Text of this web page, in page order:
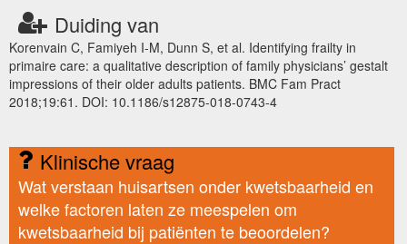
Duiding van
Korenvain C, Famiyeh I-M, Dunn S, et al. Identifying frailty in
primaire care: a qualitative description of family physicians’ gestalt
impressions of their older adults patients. BMC Fam Pract
2018;19:61. DOI: 10.1186/s12875-018-0743-4
Klinische vraag
Wat verstaan huisartsen onder kwetsbaarheid en
welke factoren laten ze meespelen om
kwetsbaarheid bij patiënten te beoordelen?